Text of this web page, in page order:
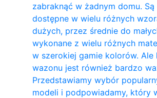
zabraknąć w żadnym domu. Są
dostępne w wielu różnych
dużych, przez średnie do
wykonane z wielu różnych
w szerokiej gamie kolorów. Ale
wazonu jest również bardzo
Przedstawiamy wybór
modeli i podpowiadamy, który